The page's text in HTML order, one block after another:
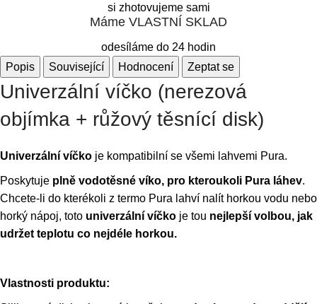
si zhotovujeme sami
Máme VLASTNÍ SKLAD
odesíláme do 24 hodin
Popis
Související Hodnocení Zeptat se
Univerzální víčko (nerezová
objímka + růžový těsnící disk)
Univerzální víčko je kompatibilní se všemi lahvemi Pura.
Poskytuje plně vodotěsné víko, pro kteroukoli Pura láhev.
Chcete-li do kterékoli z termo Pura lahví nalít horkou vodu nebo
horký nápoj, toto univerzální víčko je tou nejlepší volbou, jak
udržet teplotu co nejdéle horkou.
Vlastnosti produktu: